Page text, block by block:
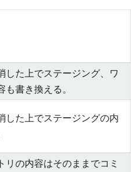
した上でステージング、ワ
書き換える。
した上でステージングの内
リの内容はそのままでコミ